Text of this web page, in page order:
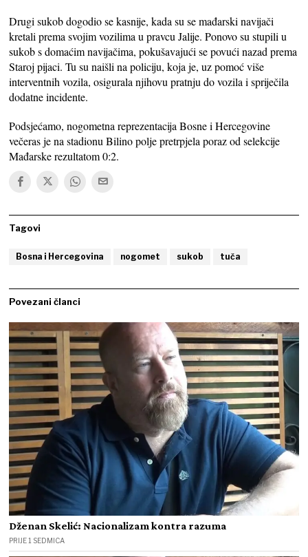
Drugi sukob dogodio se kasnije, kada su se mađarski navijači
kretali prema svojim vozilima u pravcu Jalije. Ponovo su stupili u
sukob s domaćim navijačima, pokušavajući se povući nazad prema
Staroj pijaci. Tu su naišli na policiju, koja je, uz pomoć više
interventnih vozila, osigurala njihovu pratnju do vozila i spriječila
dodatne incidente.
Podsjećamo, nogometna reprezentacija Bosne i Hercegovine
večeras je na stadionu Bilino polje pretrpjela poraz od selekcije
Mađarske rezultatom 0:2.
Tagovi
Bosna i Hercegovina nogomet sukob tuča
Povezani članci
Dženan Skelić: Nacionalizam kontra razuma
PRIJE 1 SEDMICA